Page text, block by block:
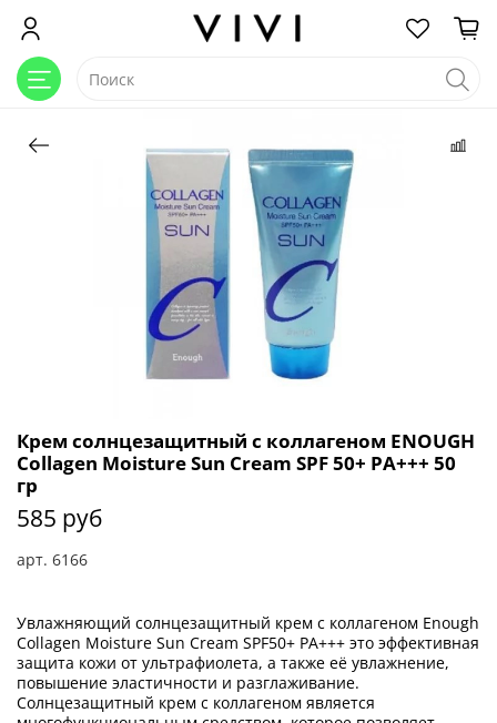
арт. 6166
Крем солнцезащитный с коллагеном ENOUGH
Collagen Moisture Sun Cream SPF 50+ PA+++ 50
гр
585 руб
Увлажняющий солнцезащитный крем с коллагеном Enough
Collagen Moisture Sun Cream SPF50+ PA+++ это эффективная
защита кожи от ультрафиолета, а также её увлажнение,
повышение эластичности и разглаживание.
Солнцезащитный крем с коллагеном является